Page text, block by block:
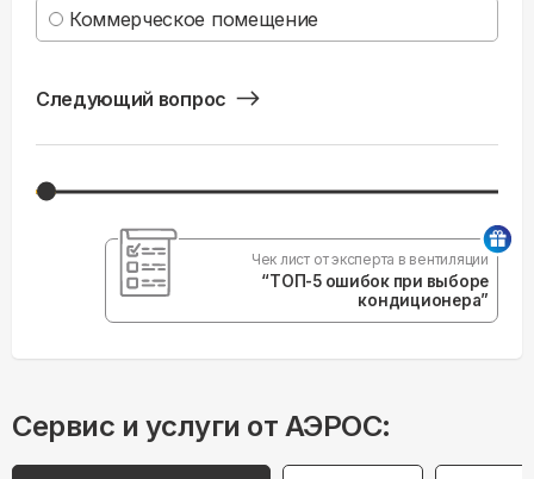
Коммерческое помещение
Следующий вопрос
Чек лист от эксперта в вентиляции
“ТОП-5 ошибок при выборе
кондиционера”
Сервис и услуги от АЭРОС: